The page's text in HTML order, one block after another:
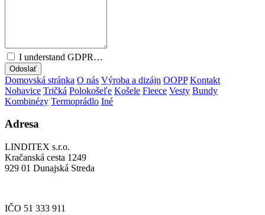
I understand GDPR…
Odoslať
Domovská stránka O nás Výroba a dizájn OOPP Kontakt
Nohavice Tričká Polokošeľe Košele Fleece Vesty Bundy
Kombinézy Termoprádlo Iné
Adresa
LINDITEX s.r.o.
Kračanská cesta 1249
929 01 Dunajská Streda
IČO 51 333 911